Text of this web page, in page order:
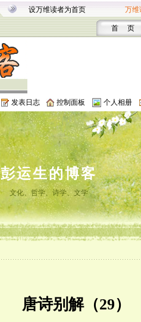
设万维读者为首页 万维
首 页
发表日志 控制面板 个人相册
彭运生的博客
文化、哲学、诗学、文学
唐诗别解（29）